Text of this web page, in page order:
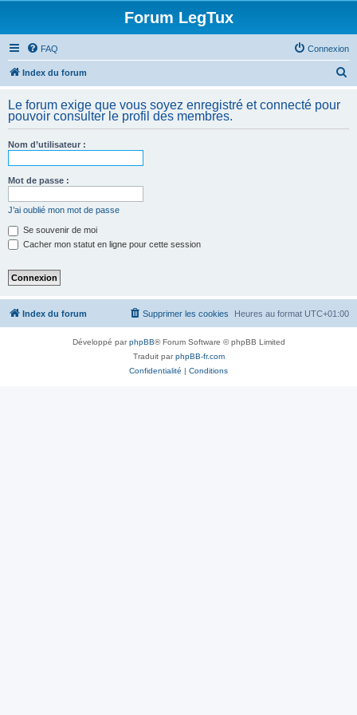
Forum LegTux
FAQ Connexion
Index du forum
h
Le forum exige que vous soyez enregistré et connecté pour
pouvoir consulter le profil des membres.
Nom d’utilisateur :
Mot de passe :
J’ai oublié mon mot de passe
Se souvenir de moi
Cacher mon statut en ligne pour cette session
Index du forum Heures au format UTC+01:00
Supprimer les cookies
Développé parphpBB® Forum Software © phpBB Limited
Traduit parphpBB-fr.com
Confidentialité | Conditions